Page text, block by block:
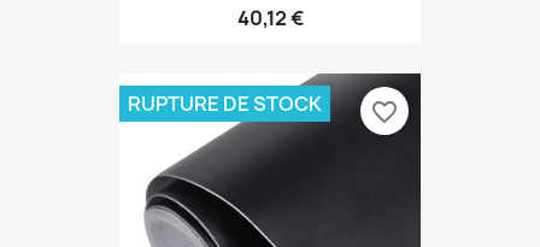
40,12 €
RUPTURE DE STOCK favorite_border